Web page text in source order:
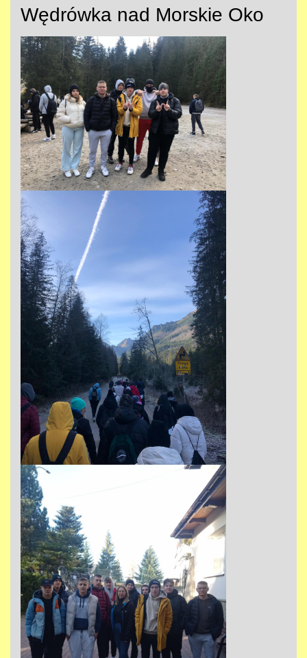
Wędrówka nad Morskie Oko